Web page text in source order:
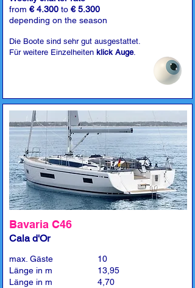
from € 4.300 to € 5.300
depending on the season
Die Boote sind sehr gut ausgestattet.
Für weitere Einzelheiten klick Auge.
Bavaria C46
Cala d'Or
max. Gäste
Länge in m
Länge in m
10
13,95
4,70